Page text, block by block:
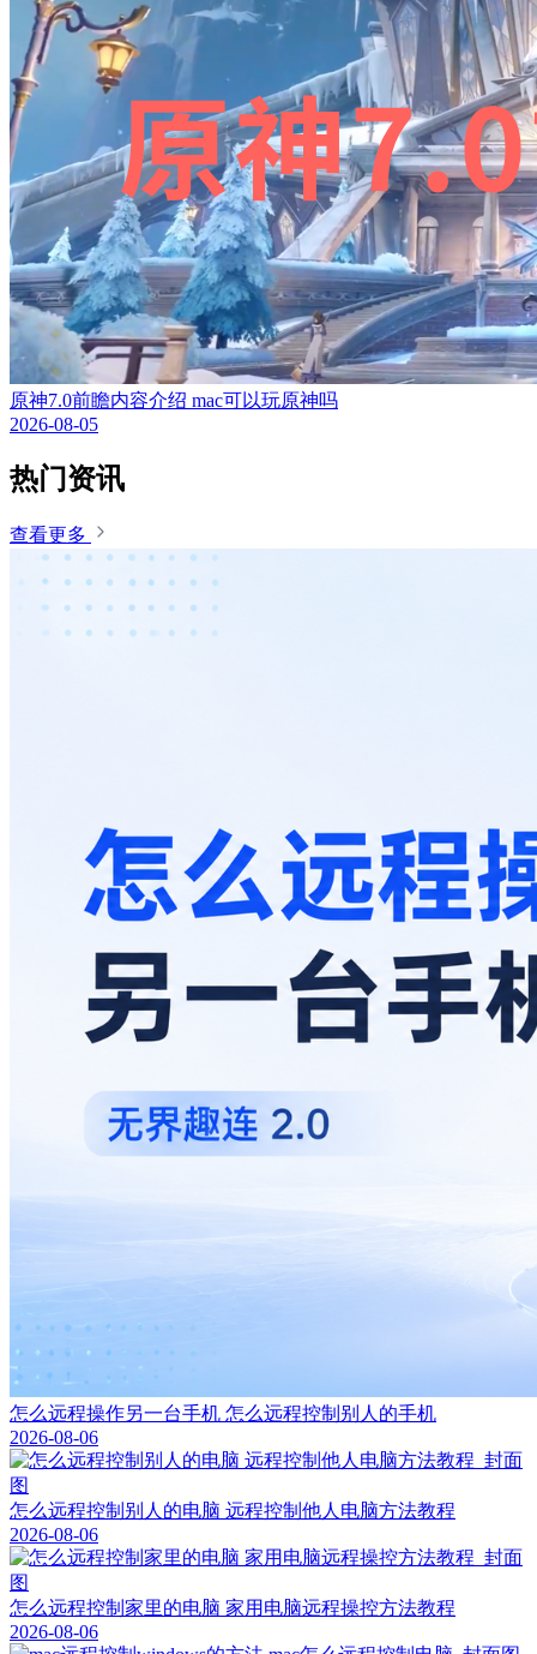
原神7.0前瞻内容介绍 mac可以玩原神吗
2026-08-05
热门资讯
查看更多
怎么远程操作另一台手机 怎么远程控制别人的手机
2026-08-06
怎么远程控制别人的电脑 远程控制他人电脑方法教程
2026-08-06
怎么远程控制家里的电脑 家用电脑远程操控方法教程
2026-08-06